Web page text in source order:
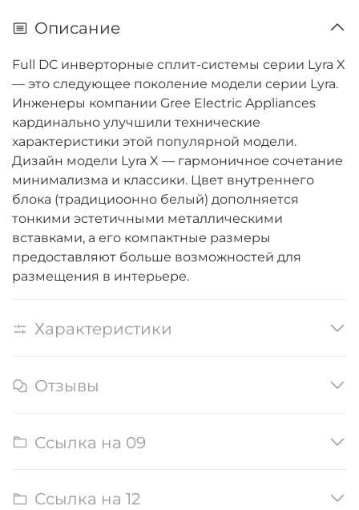
Описание
Full DC инверторные сплит-системы серии Lyra X
— это следующее поколение модели серии Lyra.
Инженеры компании Gree Electric Appliances
кардинально улучшили технические
характеристики этой популярной модели.
Дизайн модели Lyra X — гармоничное сочетание
минимализма и классики. Цвет внутреннего
блока (традициоонно белый) дополняется
тонкими эстетичными металлическими
вставками, а его компактные размеры
предоставляют больше возможностей для
размещения в интерьере.
Характеристики
Отзывы
Ссылка на 09
Ссылка на 12